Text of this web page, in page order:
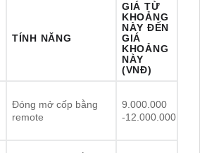
TÍNH NĂNG
GIÁ TỪ
KHOẢNG
NÀY ĐẾN
GIÁ
KHOẢNG
NÀY
(VNĐ)
Đóng mở cốp bằng
remote
9.000.000
-12.000.000